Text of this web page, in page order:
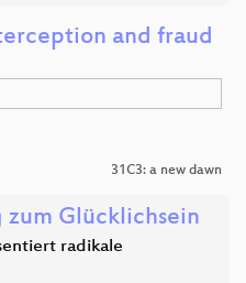
and fraud
31C3: a new dawn
Glücklichsein
radikale